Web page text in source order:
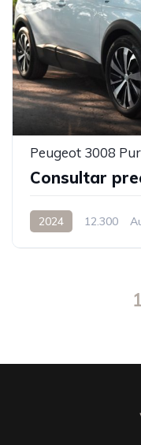
Peugeot 3008
Consultar
2024 12.300